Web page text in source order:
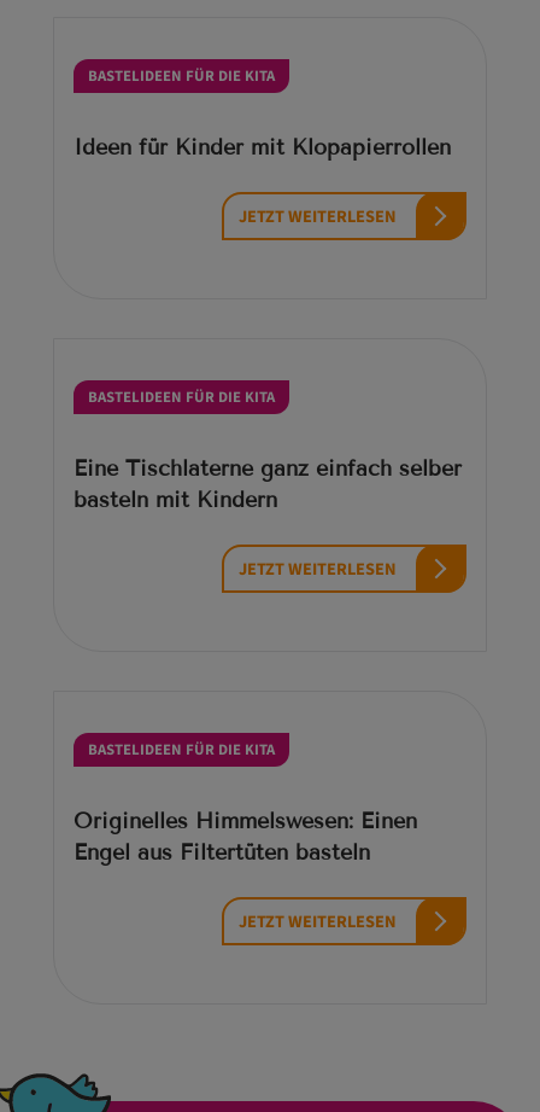
BASTELIDEEN FÜR DIE KITA
Ideen für Kinder mit Klopapierrollen
JETZT WEITERLESEN
BASTELIDEEN FÜR DIE KITA
Eine Tischlaterne ganz einfach selber
basteln mit Kindern
JETZT WEITERLESEN
BASTELIDEEN FÜR DIE KITA
Originelles Himmelswesen: Einen
Engel aus Filtertüten basteln
JETZT WEITERLESEN